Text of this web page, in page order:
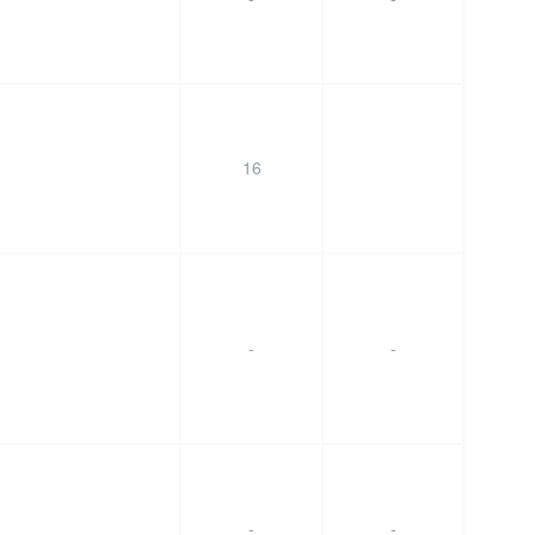
16
- -
- -